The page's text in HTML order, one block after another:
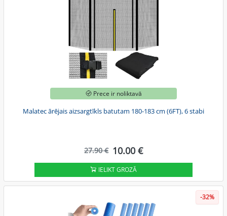
Prece ir noliktavā
Malatec ārējais aizsargtīkls batutam 180-183 cm (6FT), 6 stabi
27.90 € 10.00 €
IELIKT GROZĀ
-32%